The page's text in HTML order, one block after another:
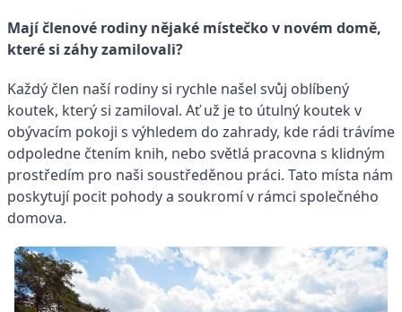
Mají členové rodiny nějaké místečko v novém domě,
které si záhy zamilovali?
Každý člen naší rodiny si rychle našel svůj oblíbený
koutek, který si zamiloval. Ať už je to útulný koutek v
obývacím pokoji s výhledem do zahrady, kde rádi trávíme
odpoledne čtením knih, nebo světlá pracovna s klidným
prostředím pro naši soustředěnou práci. Tato místa nám
poskytují pocit pohody a soukromí v rámci společného
domova.